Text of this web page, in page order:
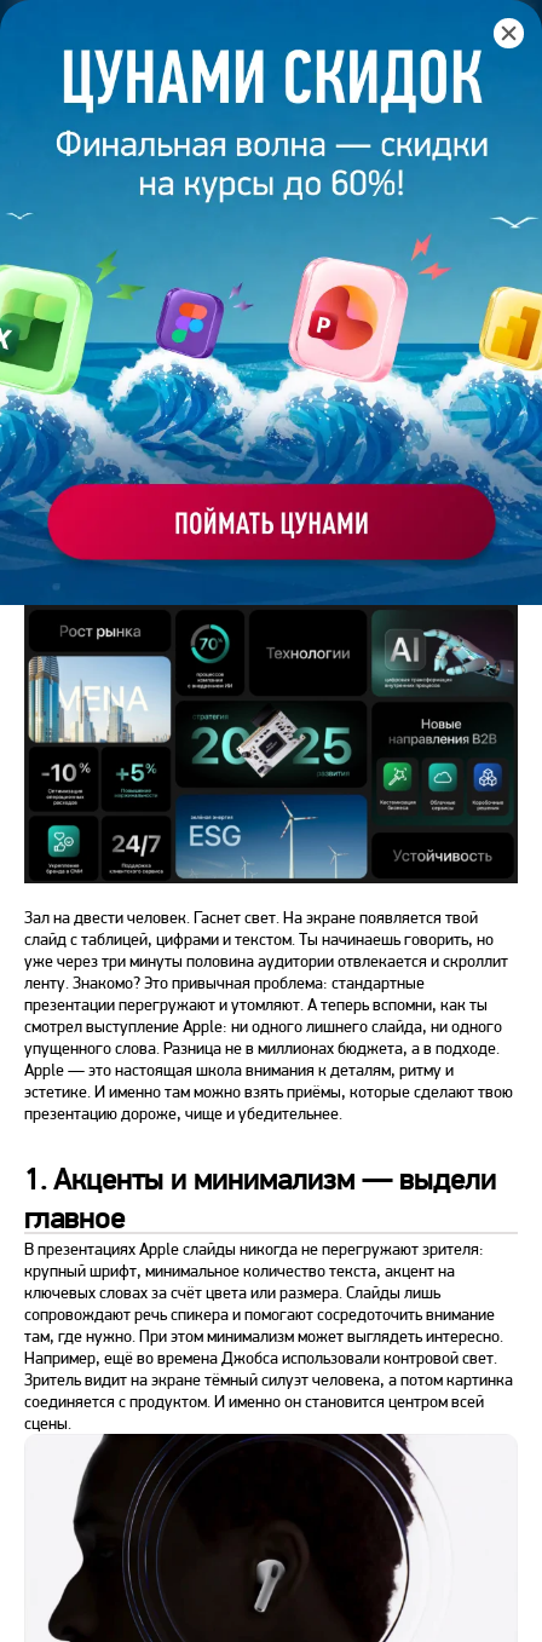
Как сделать презентацию в стиле Apple?
29 сентября 2025 13 минут 4 854
КАК СДЕЛАТЬ ПРЕЗЕНТАЦИЮ В СТИЛЕ
APPLE?
Поделиться
Екатерина Григорьева
Креатор, дизайнер на фрилансе
Зал на двести человек. Гаснет свет. На экране появляется твой
слайд с таблицей, цифрами и текстом. Ты начинаешь говорить, но
уже через три минуты половина аудитории отвлекается и скроллит
ленту. Знакомо? Это привычная проблема: стандартные
презентации перегружают и утомляют. А теперь вспомни, как ты
смотрел выступление Apple: ни одного лишнего слайда, ни одного
упущенного слова. Разница не в миллионах бюджета, а в подходе.
Apple — это настоящая школа внимания к деталям, ритму и
эстетике. И именно там можно взять приёмы, которые сделают твою
презентацию дороже, чище и убедительнее.
1. Акценты и минимализм — выдели
главное
В презентациях Apple слайды никогда не перегружают зрителя:
крупный шрифт, минимальное количество текста, акцент на
ключевых словах за счёт цвета или размера. Слайды лишь
сопровождают речь спикера и помогают сосредоточить внимание
там, где нужно. При этом минимализм может выглядеть интересно.
Например, ещё во времена Джобса использовали контровой свет.
Зритель видит на экране тёмный силуэт человека, а потом картинка
соединяется с продуктом. И именно он становится центром всей
сцены.